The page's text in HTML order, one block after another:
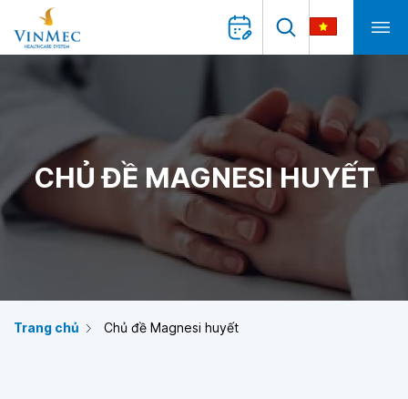
CHỦ ĐỀ MAGNESI HUYẾT
Trang chủ Chủ đề Magnesi huyết